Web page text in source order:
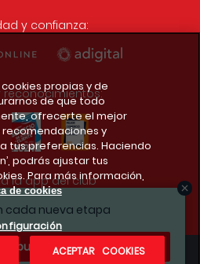
cada nueva etapa
apuntas?
y confianza:
reconocimientos:
la app del club
cookies propias y de
de que todo
ofrecerte el mejor
y
tus preferencias. Haciendo
podrás ajustar tus
Para más información,
de cookies
ACEPTAR COOKIES